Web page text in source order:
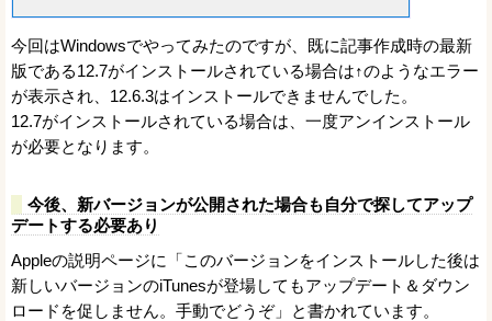
今回はWindowsでやってみたのですが、既に記事作成時の最新
版である12.7がインストールされている場合は↑のようなエラー
が表示され、12.6.3はインストールできませんでした。
12.7がインストールされている場合は、一度アンインストール
が必要となります。
今後、新バージョンが公開された場合も自分で探してアップ
デートする必要あり
Appleの説明ページに「このバージョンをインストールした後は
新しいバージョンのiTunesが登場してもアップデート＆ダウン
ロードを促しません。手動でどうぞ」と書かれています。